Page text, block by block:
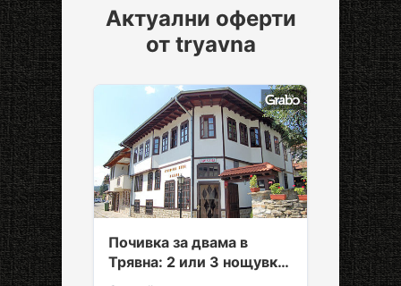
Актуални оферти
от tryavna
Почивка за двама в
Трявна: 2 или 3 нощувки
със закуски и вечери